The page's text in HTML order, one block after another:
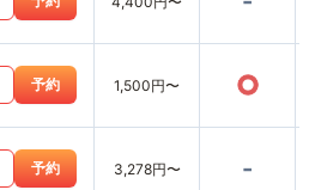
予約 1,500円〜 ○
予約 3,278円〜 -